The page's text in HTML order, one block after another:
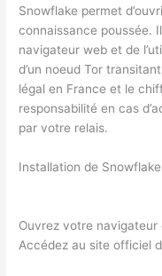
Snowflake permet
connaissance poussée.
navigateur web et de
d’un noeud Tor
légal en France et le
responsabilité en cas
par votre relais.
Installation de
Ouvrez votre
Accédez au site officiel